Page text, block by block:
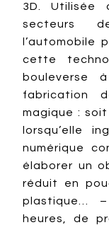
3D. Utilisée
secteurs
l’automobile
cette
bouleverse
fabrication
magique :
lorsqu’elle
numérique
élaborer un
réduit en
plastique…
heures, de